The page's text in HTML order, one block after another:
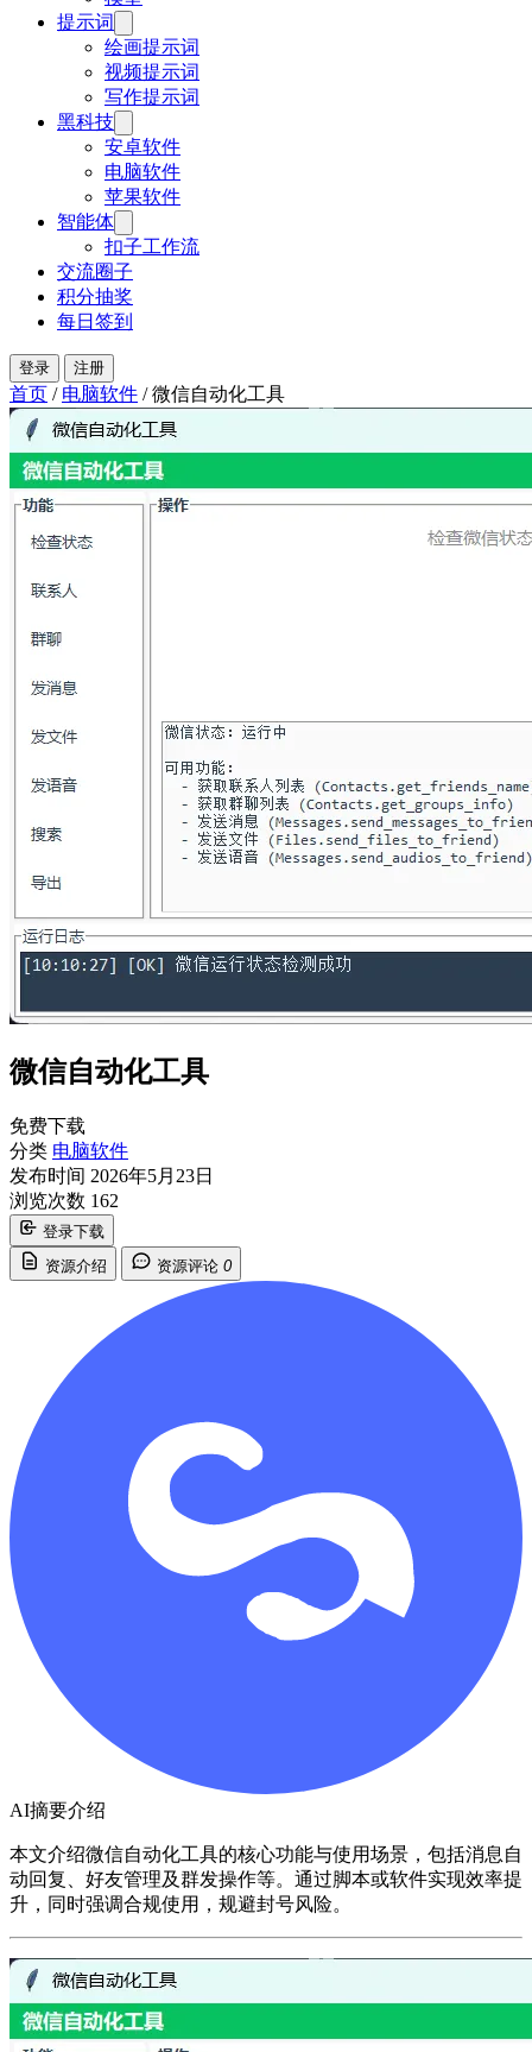
提示词
绘画提示词
视频提示词
写作提示词
黑科技
安卓软件
电脑软件
苹果软件
智能体
扣子工作流
交流圈子
积分抽奖
每日签到
登录 注册
首页 / 电脑软件 / 微信自动化工具
微信自动化工具
免费下载
分类 电脑软件
发布时间 2026年5月23日
浏览次数 162
登录下载
资源介绍
资源评论 0
AI摘要介绍
本文介绍微信自动化工具的核心功能与使用场景，包括消息自
动回复、好友管理及群发操作等。通过脚本或软件实现效率提
升，同时强调合规使用，规避封号风险。